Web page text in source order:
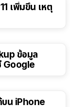
เพิ่มขึ้น เหตุ
ข้อมูล
Google
บน iPhone